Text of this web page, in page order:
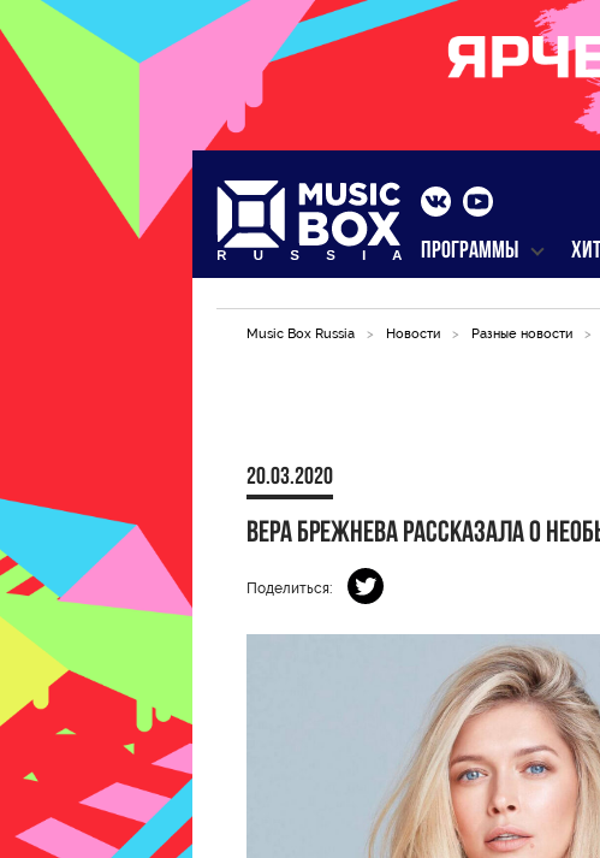
ПРОГРАММЫ
Music Box Russia > Новости > Разные новости >
20.03.2020
Вера Брежнева рассказала о
Поделиться: